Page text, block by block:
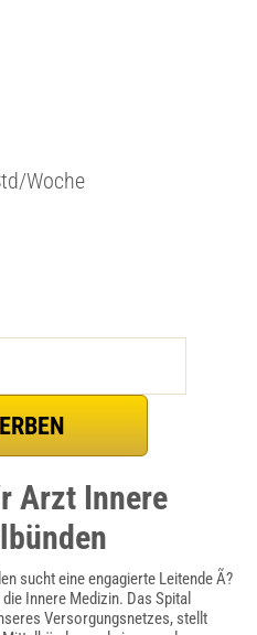
Woche
Arzt Innere
sucht eine engagierte Leitende Ã?
Innere Medizin. Das Spital
Versorgungsnetzes, stellt